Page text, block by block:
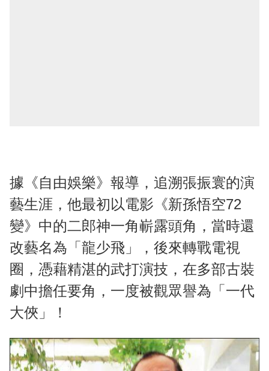
據《自由娛樂》報導，追溯張振寰的演
藝生涯，他最初以電影《新孫悟空72
變》中的二郎神一角嶄露頭角，當時還
改藝名為「龍少飛」，後來轉戰電視
圈，憑藉精湛的武打演技，在多部古裝
劇中擔任要角，一度被觀眾譽為「一代
大俠」！